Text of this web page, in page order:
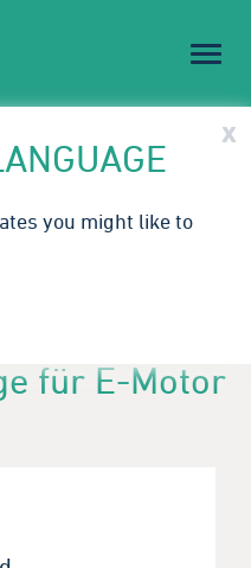
Toggle
für die
auf Ihren Besuch in
für E-Motor
you might like to
x